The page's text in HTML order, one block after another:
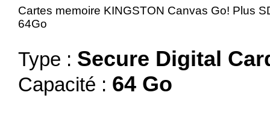
Cartes memoire KINGSTON Canvas Go! Plus
64Go
Type : Secure Digital
Capacité : 64 Go